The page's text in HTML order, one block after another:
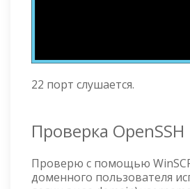
22 порт слушается.
Проверка OpenSSH
Проверю с помощью
доменного пользователя